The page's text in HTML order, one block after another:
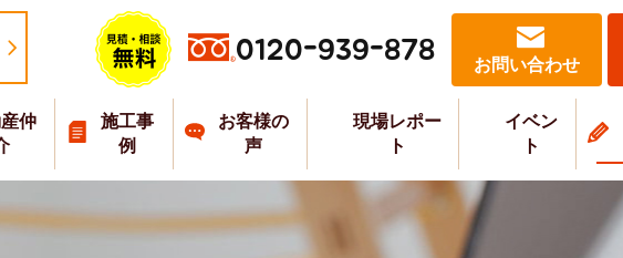
0120-939-878 お問い合わせ
仲
施工事
例
お客様の
声
現場レポー
ト
イベン
ト